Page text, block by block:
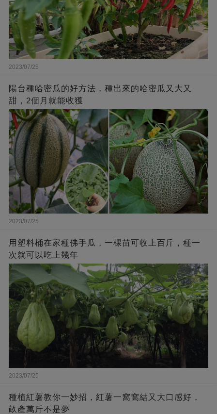
2023/07/25
陽台種哈密瓜的好方法，種出來的哈密瓜又大又
甜，2個月就能收獲
2023/07/25
用塑料桶在家種佛手瓜，一棵苗可收上百斤，種一
次就可以吃上幾年
2023/07/25
種植紅薯教你一妙招，紅薯一窩窩結又大口感好，
畝產萬斤不是夢